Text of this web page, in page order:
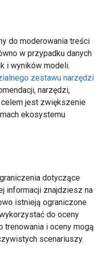
do moderowania treści
w przypadku danych
i wyników modeli.
zestawu narzędzi
narzędzi,
jest zwiększenie
ekosystemu
dotyczące
informacji znajdziesz na
istnieją ograniczone
do oceny
trenowania i oceny mogą
scenariuszy.